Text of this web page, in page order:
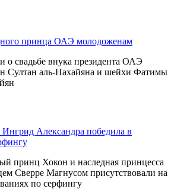
принца ОАЭ молодоженам
о свадьбе внука президента ОАЭ
Султан аль-Нахайяна и шейхи Фатимы
Александра победила в
принц Хокон и наследная принцесса
Сверре Магнусом присутствовали на
по серфингу